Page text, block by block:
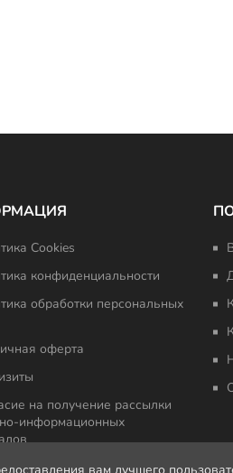
Cookies
конфиденциальности
обработки персональных
оферта
на получение рассылки
информационных